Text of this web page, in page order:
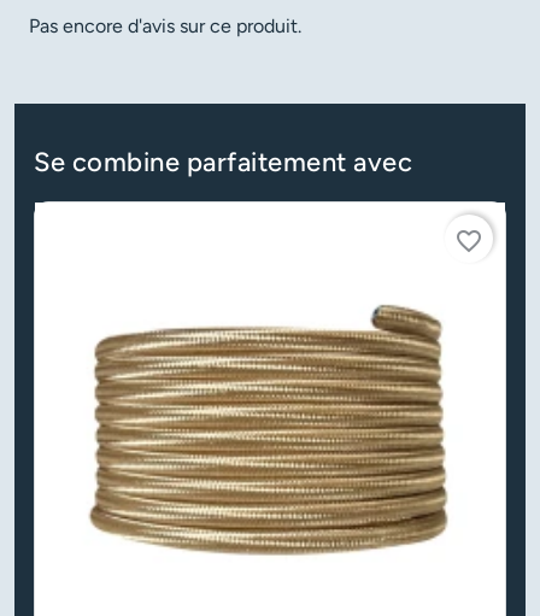
Pas encore d'avis sur ce produit.
Se combine parfaitement avec
favorite_border